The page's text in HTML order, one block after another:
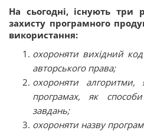
На сьогодні, існують три
захисту програмного
використання:
охороняти вихідний
авторського права;
охороняти алгоритми,
програмах, як
завдань;
охороняти назву